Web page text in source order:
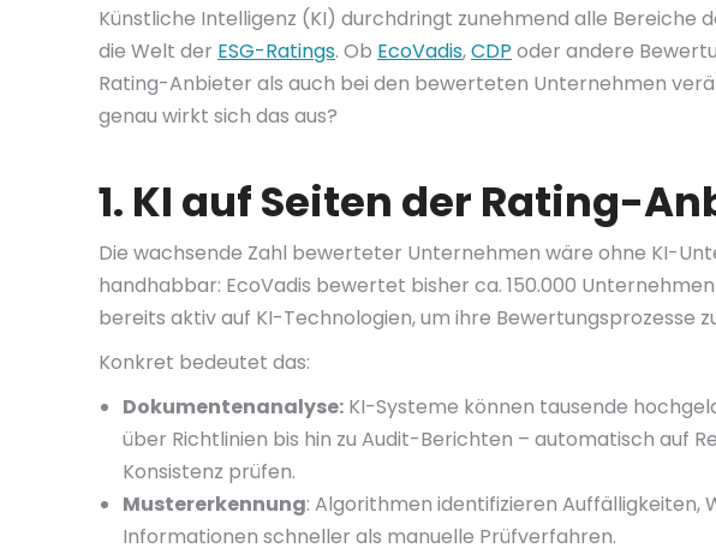
Künstliche Intelligenz (KI) durchdringt zunehmend alle Bereiche
die Welt der ESG-Ratings. Ob EcoVadis,CDP oder andere
Rating-Anbieter als auch bei den bewerteten Unternehmen
genau wirkt sich das aus?
1. KI auf Seiten der Rating-
Die wachsende Zahl bewerteter Unternehmen wäre ohne KI-
handhabbar: EcoVadis bewertet bisher ca. 150.000
bereits aktiv auf KI-Technologien, um ihre Bewertungsprozesse
Konkret bedeutet das:
Dokumentenanalyse: KI-Systeme können tausende
über Richtlinien bis hin zu Audit-Berichten – automatisch auf
Konsistenz prüfen.
Mustererkennung: Algorithmen identifizieren Auffälligkeiten,
Informationen schneller als manuelle Prüfverfahren.